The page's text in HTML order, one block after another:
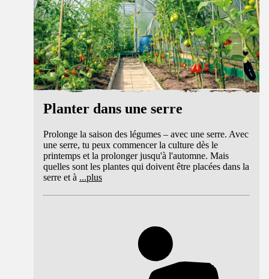
Planter dans une serre
Prolonge la saison des légumes – avec une serre. Avec
une serre, tu peux commencer la culture dès le
printemps et la prolonger jusqu'à l'automne. Mais
quelles sont les plantes qui doivent être placées dans la
serre et à ...plus